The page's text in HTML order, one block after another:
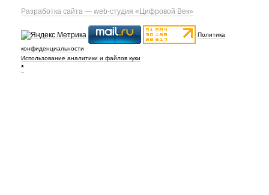
Разработка сайта — web-студия «Цифровой Век»
Политика
конфиденциальности
Использование аналитики и файлов куки
*